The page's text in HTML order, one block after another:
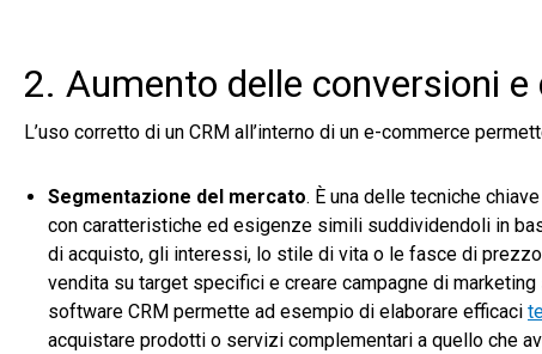
2. Aumento delle conversioni e
L’uso corretto di un CRM all’interno di un e-commerce
Segmentazione del mercato. È una delle tecniche
con caratteristiche ed esigenze simili suddividendoli in
di acquisto, gli interessi, lo stile di vita o le fasce di
vendita su target specifici e creare campagne di
software CRM permette ad esempio di elaborare efficaci
acquistare prodotti o servizi complementari a quello che